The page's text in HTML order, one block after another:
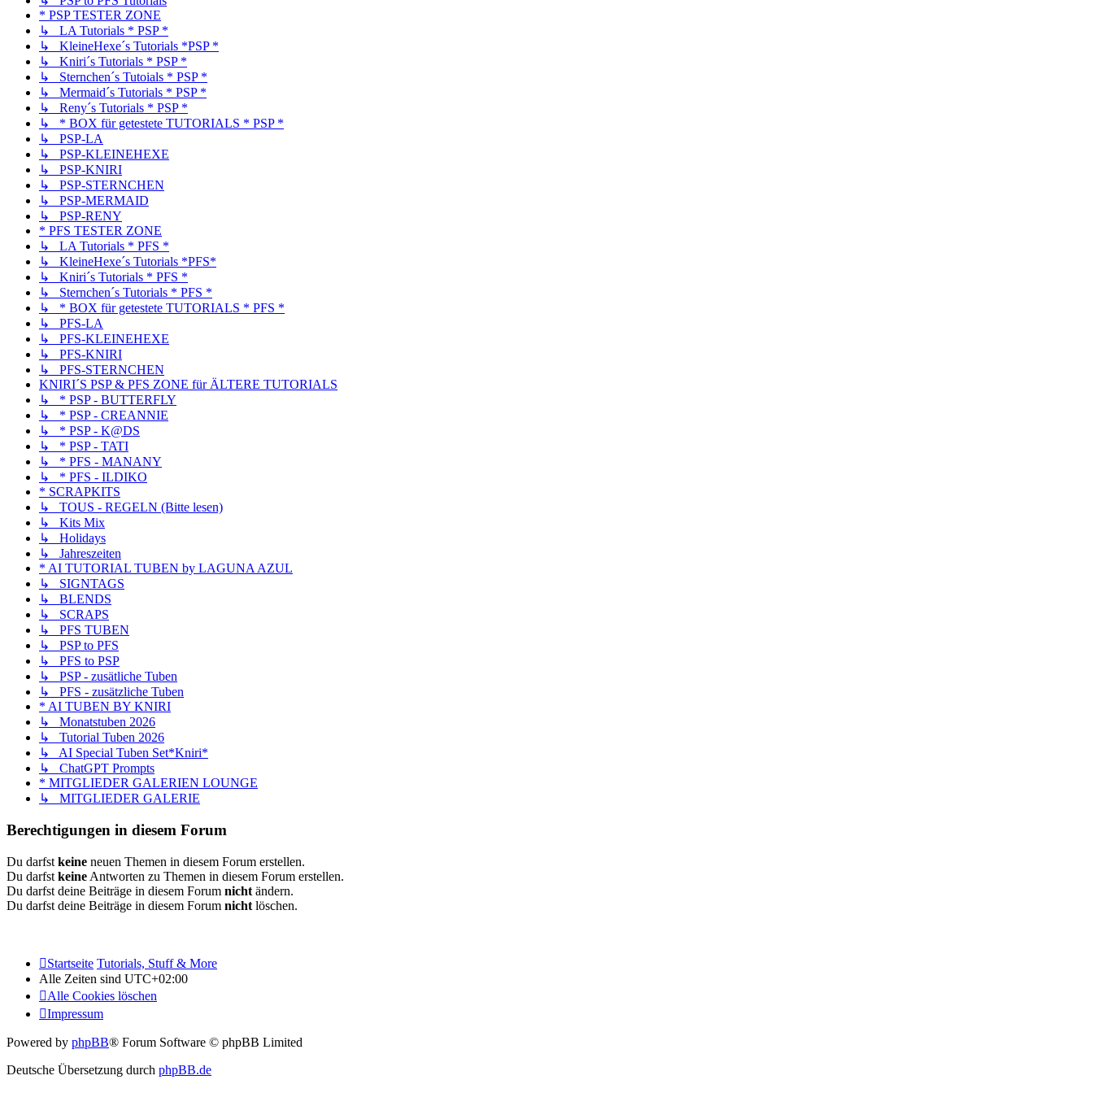
* PSP TESTER ZONE
↳ LA Tutorials * PSP *
↳ KleineHexe´s Tutorials *PSP *
↳ Kniri´s Tutorials * PSP *
↳ Sternchen´s Tutoials * PSP *
↳ Mermaid´s Tutorials * PSP *
↳ Reny´s Tutorials * PSP *
↳ * BOX für getestete TUTORIALS * PSP *
↳ PSP-LA
↳ PSP-KLEINEHEXE
↳ PSP-KNIRI
↳ PSP-STERNCHEN
↳ PSP-MERMAID
↳ PSP-RENY
* PFS TESTER ZONE
↳ LA Tutorials * PFS *
↳ KleineHexe´s Tutorials *PFS*
↳ Kniri´s Tutorials * PFS *
↳ Sternchen´s Tutorials * PFS *
↳ * BOX für getestete TUTORIALS * PFS *
↳ PFS-LA
↳ PFS-KLEINEHEXE
↳ PFS-KNIRI
↳ PFS-STERNCHEN
KNIRI´S PSP & PFS ZONE für ÄLTERE TUTORIALS
↳ * PSP - BUTTERFLY
↳ * PSP - CREANNIE
↳ * PSP - K@DS
↳ * PSP - TATI
↳ * PFS - MANANY
↳ * PFS - ILDIKO
* SCRAPKITS
↳ TOUS - REGELN (Bitte lesen)
↳ Kits Mix
↳ Holidays
↳ Jahreszeiten
* AI TUTORIAL TUBEN by LAGUNA AZUL
↳ SIGNTAGS
↳ BLENDS
↳ SCRAPS
↳ PFS TUBEN
↳ PSP to PFS
↳ PFS to PSP
↳ PSP - zusätliche Tuben
↳ PFS - zusätzliche Tuben
* AI TUBEN BY KNIRI
↳ Monatstuben 2026
↳ Tutorial Tuben 2026
↳ AI Special Tuben Set*Kniri*
↳ ChatGPT Prompts
* MITGLIEDER GALERIEN LOUNGE
↳ MITGLIEDER GALERIE
Berechtigungen in diesem Forum
Du darfst keine neuen Themen in diesem Forum erstellen.
Du darfst keine Antworten zu Themen in diesem Forum erstellen.
Du darfst deine Beiträge in diesem Forum nicht ändern.
Du darfst deine Beiträge in diesem Forum nicht löschen.
Startseite Tutorials, Stuff & More
Alle Zeiten sind UTC+02:00
Alle Cookies löschen
Impressum
Powered by phpBB® Forum Software © phpBB Limited
Deutsche Übersetzung durch phpBB.de